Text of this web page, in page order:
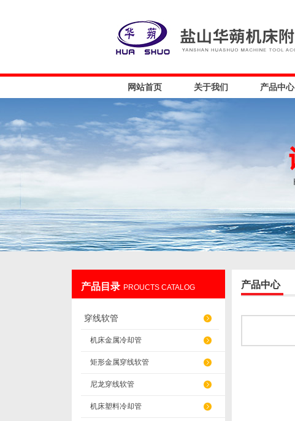
网站首页 关于我们 产品中心
产品目录 PROUCTS CATALOG
穿线软管
机床金属冷却管
矩形金属穿线软管
尼龙穿线软管
机床塑料冷却管
产品中心